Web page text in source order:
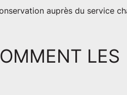
auprès du service
LES